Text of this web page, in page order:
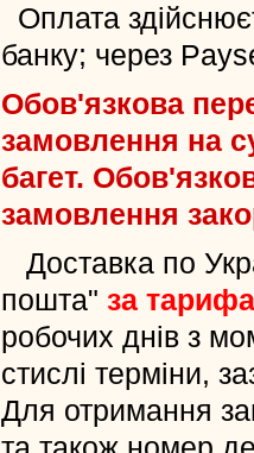
Оплата
банку; через
Обов'язкова
замовлення на
багет.
замовлення
Доставка по
пошта" за
робочих днів з
стислі терміни,
Для отримання